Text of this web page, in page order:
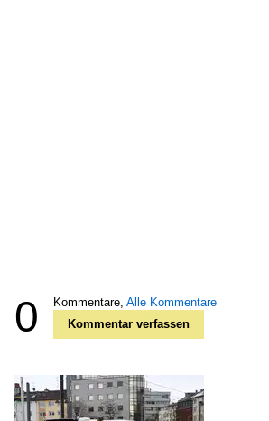
0 Kommentare, Alle Kommentare
Kommentar verfassen